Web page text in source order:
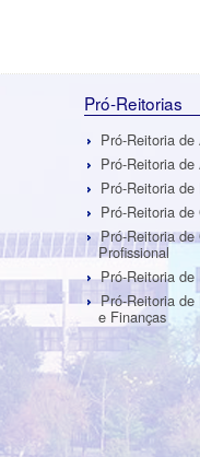
Pró-Reitorias
Pró-Reitoria
Pró-Reitoria
Pró-Reitoria
Pró-Reitoria
Pró-Reitoria
Profissional
Pró-Reitoria de
Pró-Reitoria
e Finanças